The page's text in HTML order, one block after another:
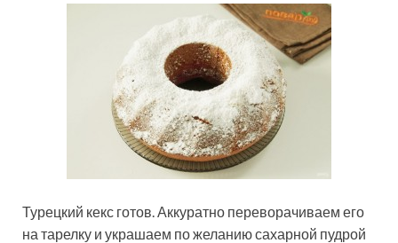
Турецкий кекс готов. Аккуратно переворачиваем его
на тарелку и украшаем по желанию сахарной пудрой